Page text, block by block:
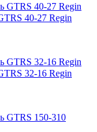
40-27 Regin
32-16 Regin